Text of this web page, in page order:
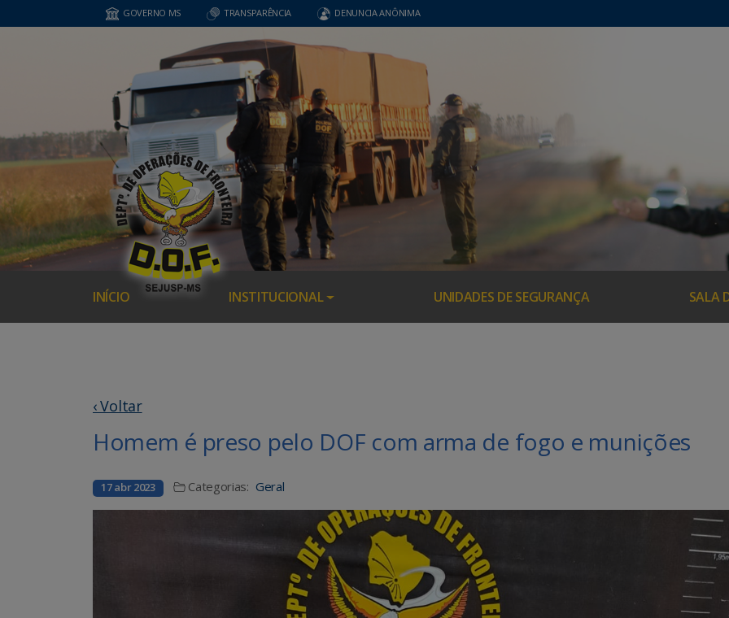
GOVERNO MS TRANSPARÊNCIA DENUNCIA ANÔNIMA
INÍCIO INSTITUCIONAL UNIDADES DE SEGURANÇA SALA
‹ Voltar
Homem é preso pelo DOF com arma de fogo e munições
17 abr 2023 Categorias: Geral